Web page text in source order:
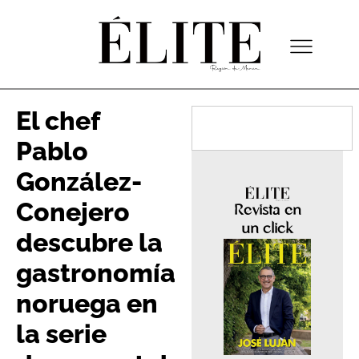
El chef
Pablo
González-
Conejero
descubre la
gastronomía
noruega en
la serie
Revista en
un click